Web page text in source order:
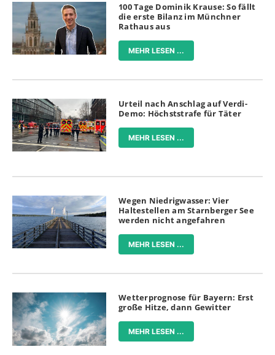
100 Tage Dominik Krause: So fällt
die erste Bilanz im Münchner
Rathaus aus
MEHR LESEN ...
Urteil nach Anschlag auf Verdi-
Demo: Höchststrafe für Täter
MEHR LESEN ...
Wegen Niedrigwasser: Vier
Haltestellen am Starnberger See
werden nicht angefahren
MEHR LESEN ...
Wetterprognose für Bayern: Erst
große Hitze, dann Gewitter
MEHR LESEN ...